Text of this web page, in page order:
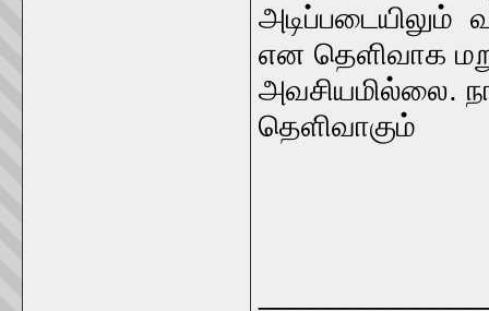
என தெளிவாக
அவசியமில்லை.
தெளிவாகும்